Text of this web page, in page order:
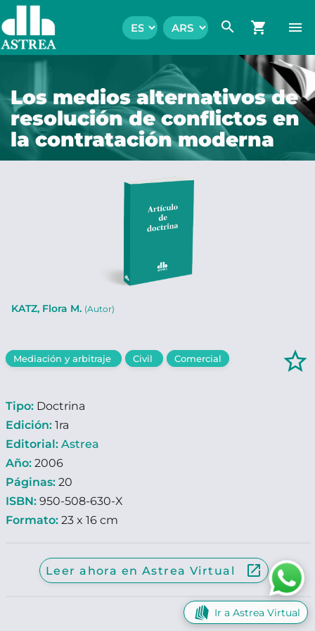
search shopping_cart menu
Los medios alternativos de
resolución de conflictos en
la contratación moderna
KATZ, Flora M. (Autor)
Mediación y arbitraje Civil Comercial star_border
Tipo: Doctrina
Edición: 1ra
Editorial: Astrea
Año: 2006
Páginas: 20
ISBN: 950-508-630-X
Formato: 23 x 16 cm
Leer ahora en Astrea Virtual launch
Ir a Astrea Virtual